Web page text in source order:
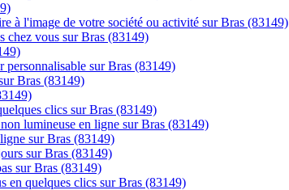
à l'image de votre société ou activité sur Bras (83149)
chez vous sur Bras (83149)
sur Bras (83149)
Bras (83149)
clics sur Bras (83149)
lumineuse en ligne sur Bras (83149)
sur Bras (83149)
sur Bras (83149)
sur Bras (83149)
en quelques clics sur Bras (83149)